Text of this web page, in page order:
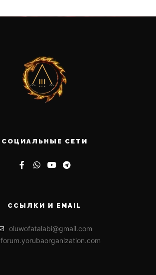
СОЦИАЛЬНЫЕ СЕТИ
ССЫЛКИ И EMAIL
oluwofatalabi@gmail.com
forum.yorubaorganization.com